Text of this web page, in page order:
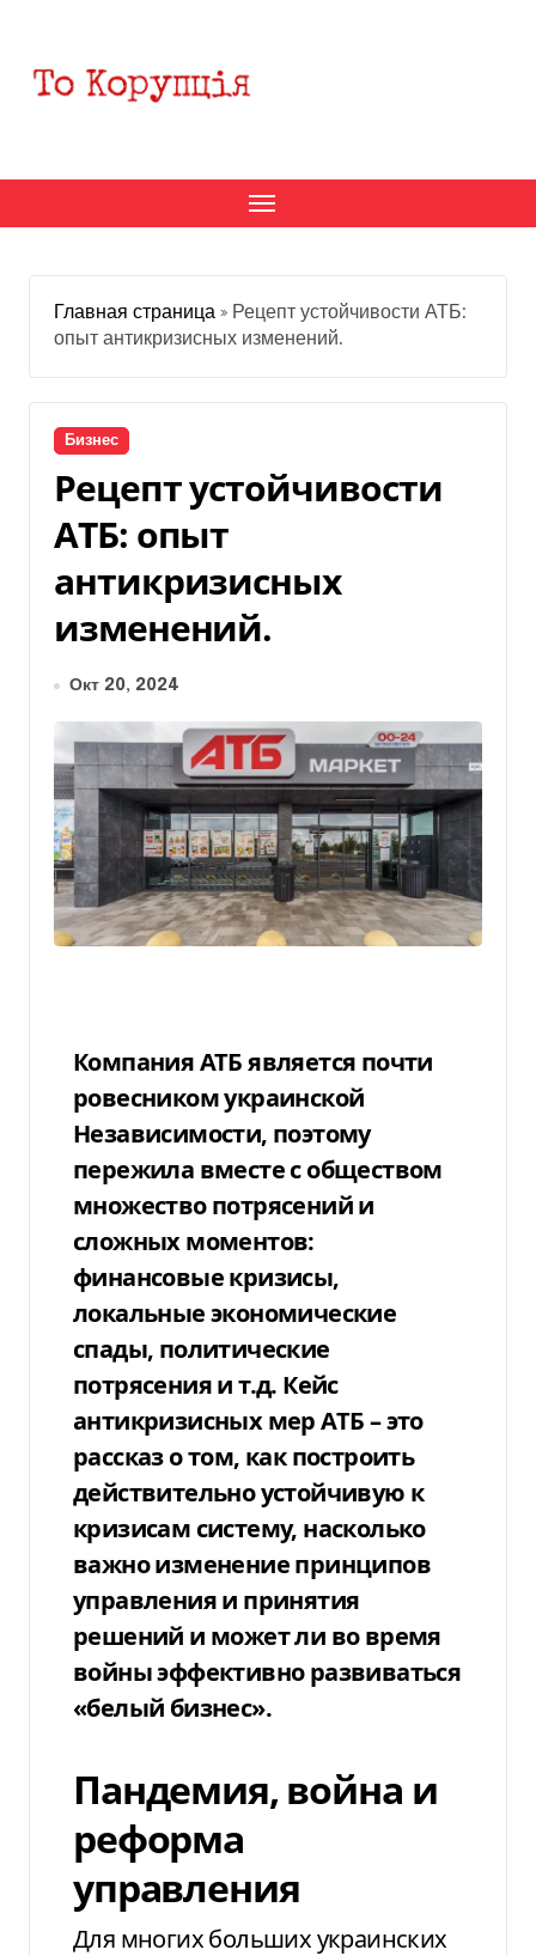
содержанию
Главная страница » Рецепт устойчивости АТБ:
опыт антикризисных изменений.
Бизнес
Рецепт устойчивости
АТБ: опыт
антикризисных
изменений.
Окт 20, 2024
Компания АТБ является почти
ровесником украинской
Независимости, поэтому
пережила вместе с обществом
множество потрясений и
сложных моментов:
финансовые кризисы,
локальные экономические
спады, политические
потрясения и т.д. Кейс
антикризисных мер АТБ – это
рассказ о том, как построить
действительно устойчивую к
кризисам систему, насколько
важно изменение принципов
управления и принятия
решений и может ли во время
войны эффективно развиваться
«белый бизнес».
Пандемия, война и
реформа
управления
Для многих большихукраинских